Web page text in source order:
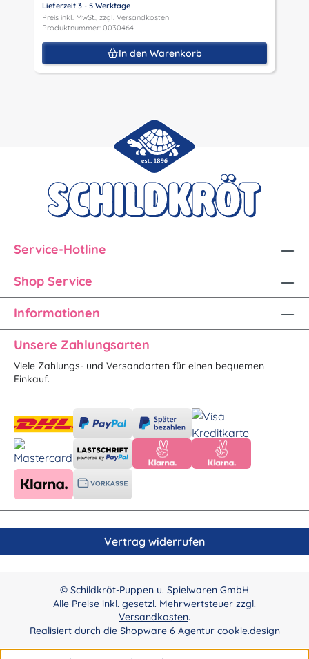
Lieferzeit 3 - 5 Werktage
Preis inkl. MwSt., zzgl. Versandkosten
Produktnummer: 0030464
In den Warenkorb
Service-Hotline
Shop Service
Informationen
Unsere Zahlungsarten
Viele Zahlungs- und Versandarten für einen bequemen
Einkauf.
Vertrag widerrufen
© Schildkröt-Puppen u. Spielwaren GmbH
Alle Preise inkl. gesetzl. Mehrwertsteuer zzgl.
Versandkosten.
Realisiert durch die Shopware 6 Agentur cookie.design